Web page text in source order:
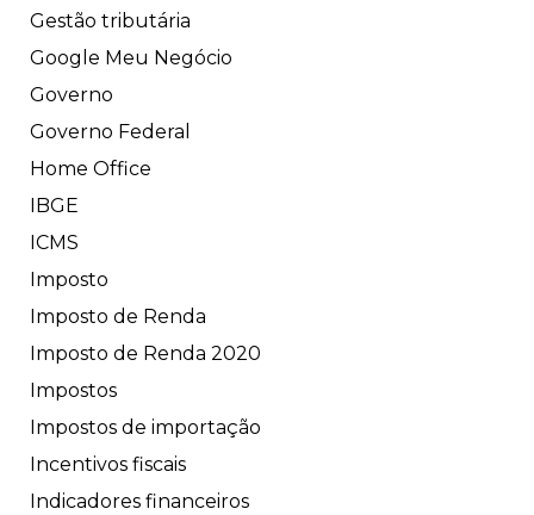
Gestão tributária
Google Meu Negócio
Governo
Governo Federal
Home Office
IBGE
ICMS
Imposto
Imposto de Renda
Imposto de Renda 2020
Impostos
Impostos de importação
Incentivos fiscais
Indicadores financeiros